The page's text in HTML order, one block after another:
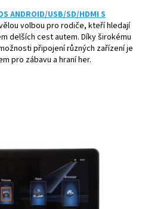
ANDROID/USB/SD/HDMI S
volbou pro rodiče, kteří hledají
delších cest autem. Díky širokému
připojení různých zařízení je
pro zábavu a hraní her.